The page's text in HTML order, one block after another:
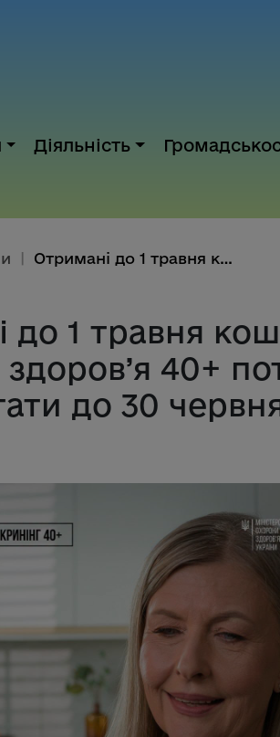
Діяльність
Отримані до 1 травня кошти на ...
до 1 травня
40+
до 30